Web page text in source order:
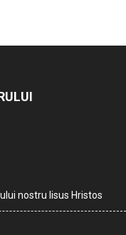
nostru Iisus Hristos